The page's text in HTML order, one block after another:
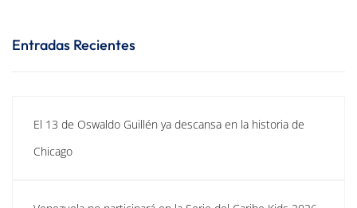
Entradas Recientes
El 13 de Oswaldo Guillén ya descansa en la historia de
Chicago